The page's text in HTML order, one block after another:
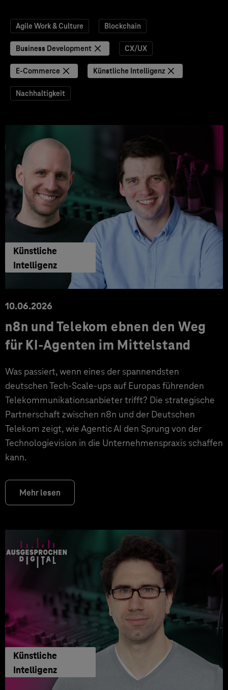
Agile Work & Culture Blockchain
Business Development CX/UX
E-Commerce Künstliche Intelligenz
Nachhaltigkeit
Künstliche
Intelligenz
10.06.2026
n8n und Telekom ebnen den Weg
für KI-Agenten im Mittelstand
Was passiert, wenn eines der spannendsten
deutschen Tech-Scale-ups auf Europas führenden
Telekommunikationsanbieter trifft? Die strategische
Partnerschaft zwischen n8n und der Deutschen
Telekom zeigt, wie Agentic AI den Sprung von der
Technologievision in die Unternehmenspraxis schaffen
kann.
Mehr lesen
Künstliche
Intelligenz